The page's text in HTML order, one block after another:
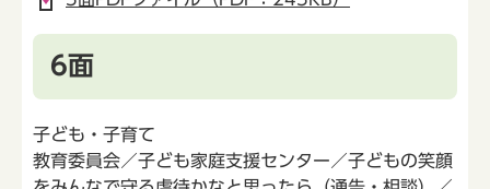
6面
子ども・子育て
教育委員会／子ども家庭支援センター／子どもの笑顔